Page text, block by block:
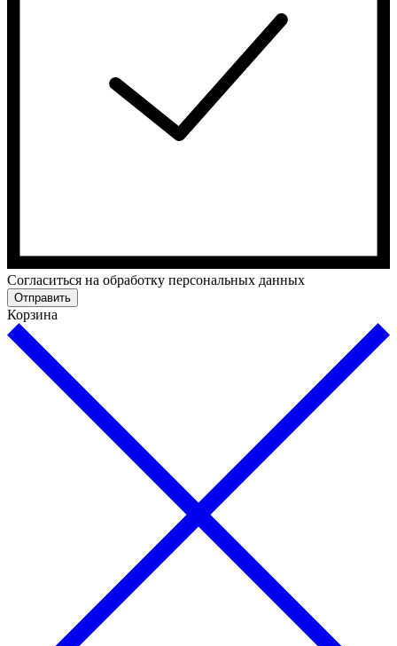
Cогласиться на обработку персональных данных
Отправить
Корзина